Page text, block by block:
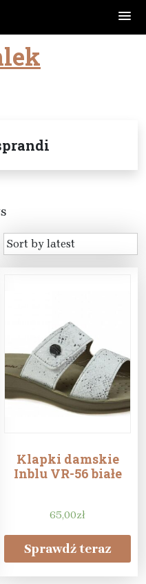
Klapki damskie
Inblu VR-56 białe
65,00zł
Sprawdź teraz